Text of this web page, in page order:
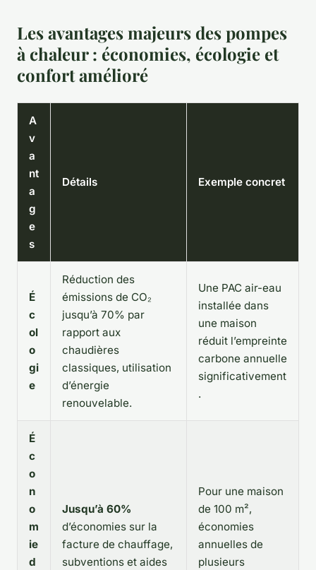
Les avantages majeurs des pompes
à chaleur : économies, écologie et
confort amélioré
A
v
a
nt
a
g
e
s
Détails Exemple concret
É
c
ol
o
gi
e
Réduction des
émissions de CO₂
jusqu’à 70% par
rapport aux
chaudières
classiques, utilisation
d’énergie
renouvelable.
Une PAC air-eau
installée dans
une maison
réduit l’empreinte
carbone annuelle
significativement
.
É
c
o
n
o
m
ie
d
Jusqu’à 60%
d’économies sur la
facture de chauffage,
subventions et aides
Pour une maison
de 100 m²,
économies
annuelles de
plusieurs